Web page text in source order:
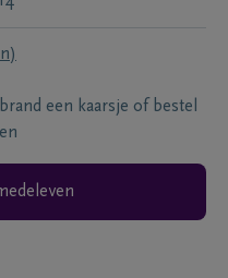
een kaarsje of bestel